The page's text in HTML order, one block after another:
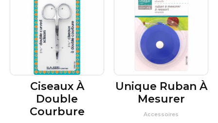
Ciseaux À
Double
Courbure
Unique Ruban À
Mesurer
Accessoires